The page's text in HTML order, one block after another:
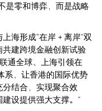
是零和博弈，而是战略
海形成“在岸＋离岸”双
建跨境金融创新试验
通全球、上海引领在
系，让香港的国际优势
结合，实现聚合效
设提供强大支撑。”